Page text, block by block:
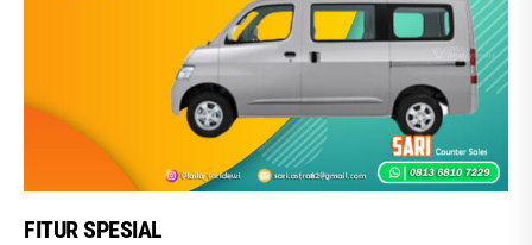
FITUR SPESIAL